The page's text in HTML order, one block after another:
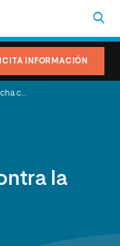
INFORMACIÓN
la